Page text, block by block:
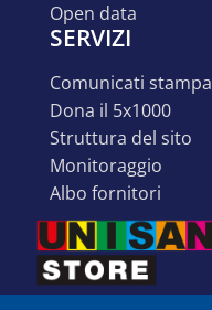
open data
SERVIZI
comunicati stampa
dona il 5x1000
struttura del sito
monitoraggio
albo fornitori